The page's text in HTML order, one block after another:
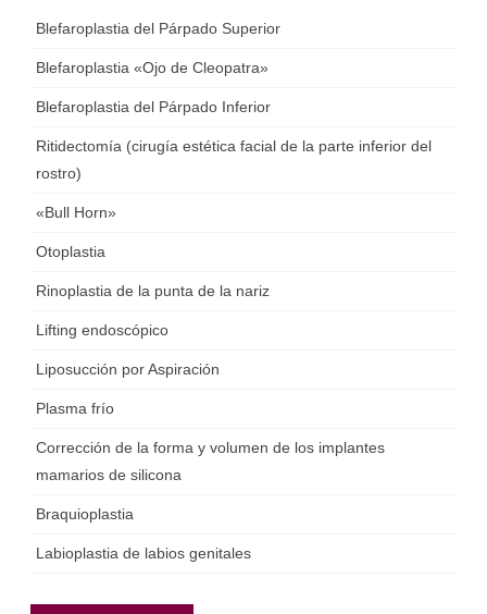
Blefaroplastia del Párpado Superior
Blefaroplastia «Ojo de Cleopatra»
Blefaroplastia del Párpado Inferior
Ritidectomía (cirugía estética facial de la parte inferior del
rostro)
«Bull Horn»
Otoplastia
Rinoplastia de la punta de la nariz
Lifting endoscópico
Liposucción por Aspiración
Plasma frío
Corrección de la forma y volumen de los implantes
mamarios de silicona
Braquioplastia
Labioplastia de labios genitales